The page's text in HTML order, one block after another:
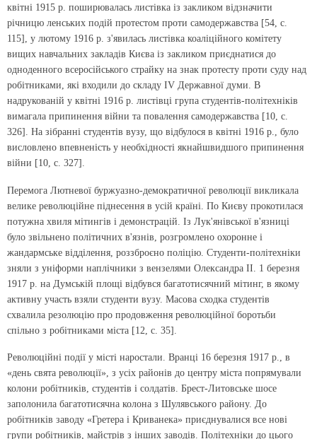
квітні 1915 р. поширювалась листівка із закликом відзначити
річницю ленських подій протестом проти самодержавства [54, с.
115], у лютому 1916 р. з'явилась листівка коаліційного комітету
вищих навчальних закладів Києва із закликом приєднатися до
одноденного всеросійського страйку на знак протесту проти суду над
робітниками, які входили до складу IV Державної думи. В
надрукованій у квітні 1916 р. листівці група студентів-політехніків
вимагала припинення війни та повалення самодержавства [10, с.
326]. На зібранні студентів вузу, що відбулося в квітні 1916 р., було
висловлено впевненість у необхідності якнайшвидшого припинення
війни [10, с. 327].
Перемога Лютневої буржуазно-демократичної революції викликала
велике революційне піднесення в усій країні. По Києву прокотилася
потужна хвиля мітингів і демонстрацій. Із Лук'янівської в'язниці
було звільнено політичних в'язнів, розгромлено охоронне і
жандармське відділення, роззброєно поліцію. Студенти-політехніки
зняли з уніформи наплічники з вензелями Олександра II. 1 березня
1917 р. на Думській площі відбувся багатотисячний мітинг, в якому
активну участь взяли студенти вузу. Масова сходка студентів
схвалила резолюцію про продовження революційної боротьби
спільно з робітниками міста [12, с. 35].
Революційні події у місті наростали. Вранці 16 березня 1917 р., в
«день свята революції», з усіх районів до центру міста попрямували
колони робітників, студентів і солдатів. Брест-Литовське шосе
заполонила багатотисячна колона з Шулявського району. До
робітників заводу «Гретера і Криванека» приєднувалися все нові
групи робітників, майстрів з інших заводів. Політехніки до цього